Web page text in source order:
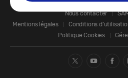
Nous contacter
Mentions légales
Conditions
Politique Cookies